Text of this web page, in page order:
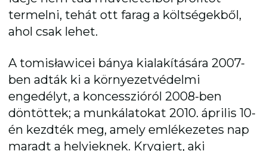
termelni, tehát ott farag a költségekből,
ahol csak lehet.
A tomisławicei bánya kialakítására 2007-
ben adták ki a környezetvédelmi
engedélyt, a koncesszióról 2008-ben
döntöttek; a munkálatokat 2010. április 10-
én kezdték meg, amely emlékezetes nap
maradt a helyieknek. Krygiert, aki